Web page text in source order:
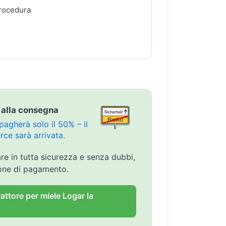
consegna
solo il 50% – il
sarà arrivata.
in tutta sicurezza e senza dubbi,
di pagamento.
per miele Logar la